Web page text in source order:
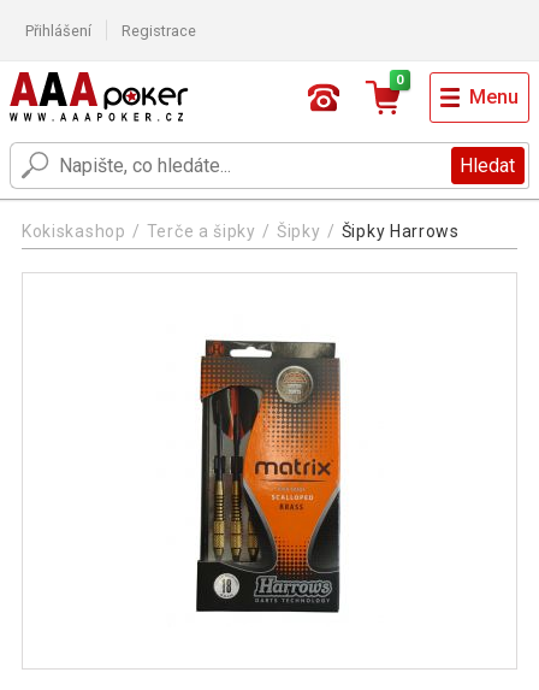
Přihlášení Registrace
Hledat
0
Menu
Kokiskashop Terče a šipky Šipky Šipky Harrows